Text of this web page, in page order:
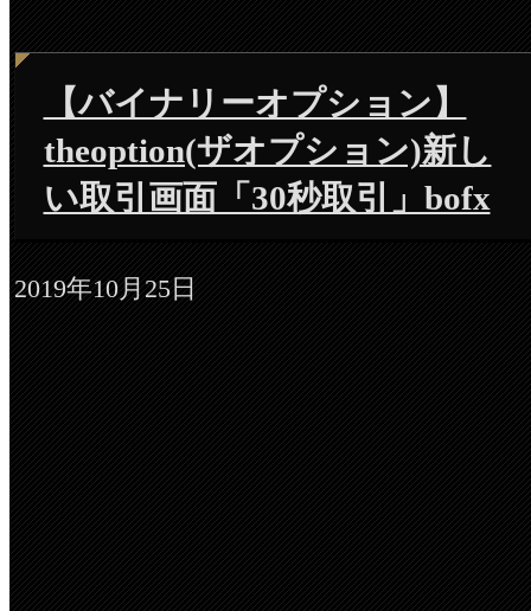
【バイナリーオプション】
theoption(ザオプション)新し
い取引画面「30秒取引」bofx
2019年10月25日